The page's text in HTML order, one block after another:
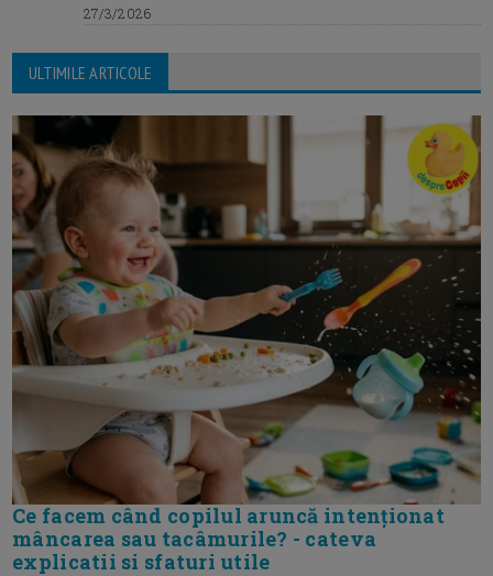
27/3/2026
ULTIMILE ARTICOLE
Ce facem când copilul aruncă intenționat
mâncarea sau tacâmurile? - cateva
explicatii si sfaturi utile